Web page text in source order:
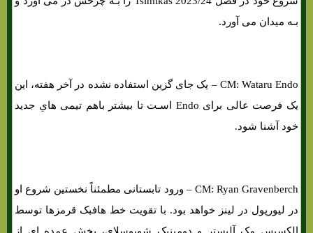
بـه میدان می آورد.
CM: Wataru Endo – یک جای گزین استفاده نشده در آخر هفته، این
یک فرصت عالی برای Endo اسـت تا بیشتر باهم تیمی هاي‌ جدید
خود آشنا شود.
CM: Ryan Gravenberch – ورود تابستانی مطمئناً نخستین شروع او
در لیورپول در لینز خواهد بود. با تقویت خط هافبک قرمزها توسط